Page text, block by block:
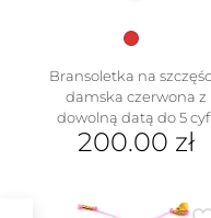
Bransoletka na
damska czerwona z
dowolną datą do 5
200.00 zł